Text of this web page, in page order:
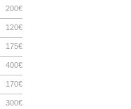
200€
120€
175€
400€
170€
300€